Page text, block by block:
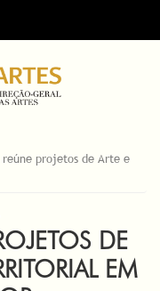
reúne projetos de Arte e
DE
EM